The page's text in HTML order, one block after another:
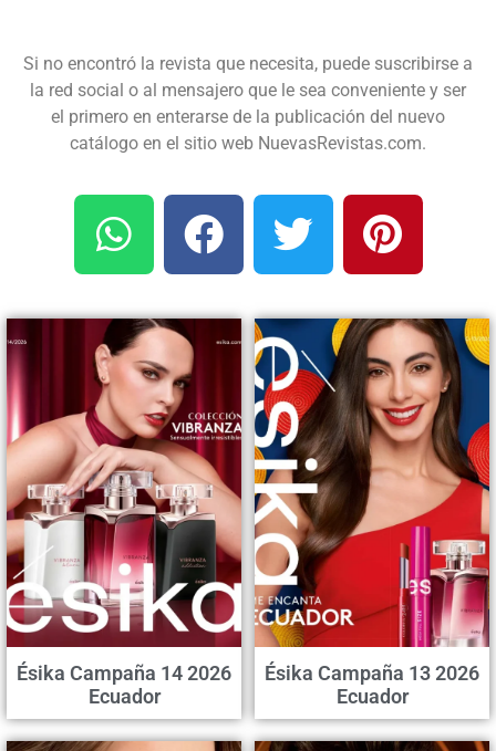
Si no encontró la revista que necesita, puede suscribirse a
la red social o al mensajero que le sea conveniente y ser
el primero en enterarse de la publicación del nuevo
catálogo en el sitio web NuevasRevistas.com.
Ésika Campaña 14 2026
Ecuador
Ésika Campaña 13 2026
Ecuador